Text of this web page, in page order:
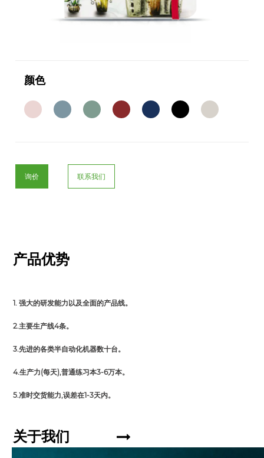
颜色
询价 联系我们
产品优势
1. 强大的研发能力以及全面的产品线。
2.主要生产线4条。
3.先进的各类半自动化机器数十台。
4.生产力(每天),普通练习本3-6万本。
5.准时交货能力,误差在1-3天内。
关于我们